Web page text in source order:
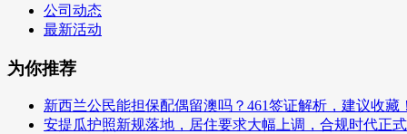
公司动态
最新活动
为你推荐
新西兰公民能担保配偶留澳吗？461签证解析，建议收藏！
安提瓜护照新规落地，居住要求大幅上调，合规时代正式